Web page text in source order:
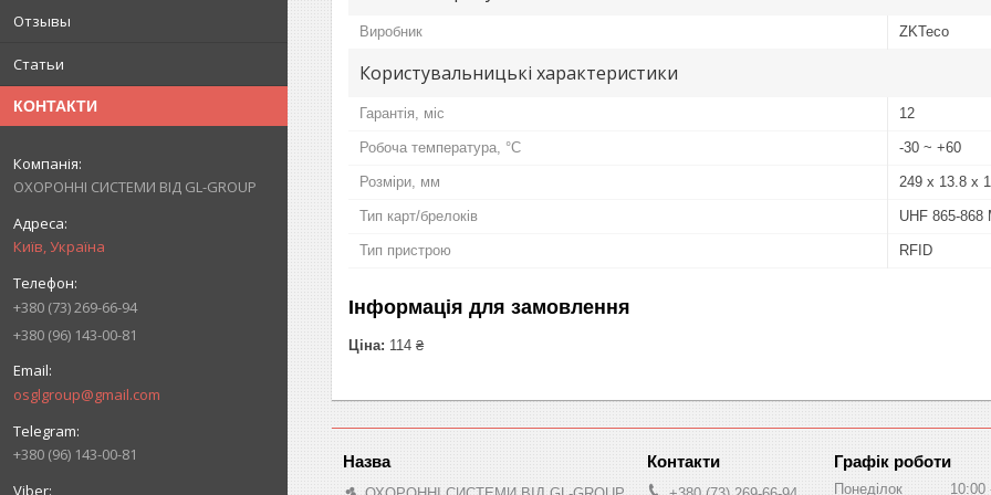
Отзывы
Статьи
КОНТАКТИ
ОХОРОННІ СИСТЕМИ ВІД GL-GROUP
Київ, Україна
+380 (73) 269-66-94
+380 (96) 143-00-81
osglgroup@gmail.com
+380 (96) 143-00-81
Виробник ZKTeco
Користувальницькі характеристики
Гарантія, міс 12
Робоча температура, °C -30 ~ +60
Розміри, мм 249 х 13.8 х
Тип карт/брелоків UHF 865-868
Тип пристрою RFID
Інформація для замовлення
Ціна: 114 ₴
Графік роботи
Понеділок 10:00